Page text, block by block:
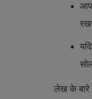
लेख के बारे